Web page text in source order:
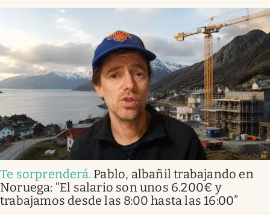
Te sorprenderá. Pablo, albañil trabajando en
Noruega: “El salario son unos 6.200€ y
trabajamos desde las 8:00 hasta las 16:00”